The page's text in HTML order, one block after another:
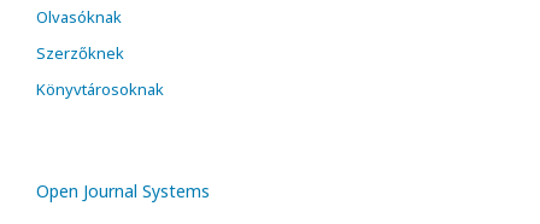
Olvasóknak
Szerzőknek
Könyvtárosoknak
Open Journal Systems